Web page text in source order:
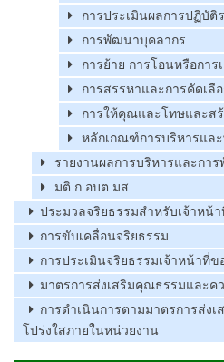
การประเมินผลการปฏิบัติ
การพัฒนาบุคลากร
การย้าย การโอนหรือการ
การสรรหาและการคัดเลื
การให้คุณและโทษและส
หลักเกณฑ์การบริหารแล
รายงานผลการบริหารและกา
มติ ก.อบต มส
ประมวลจริยธรรมสำหรับเจ้าหน้า
การขับเคลื่อนจริยธรรม
การประเมินจริยธรรมเจ้าหน้าที่ข
มาตรการส่งเสริมคุณธรรมและค
การดำเนินการตามมาตรการส่ง
โปร่งใสภายในหน่วยงาน